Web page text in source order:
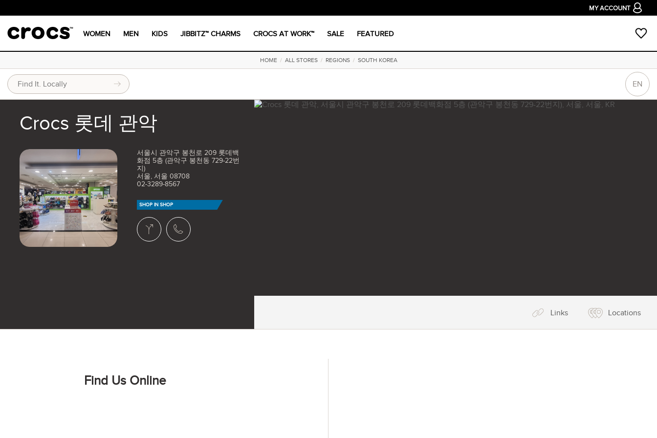
MY ACCOUNT
WOMEN MEN KIDS JIBBITZ™ CHARMS CROCS AT WORK™ SALE FEATURED
HOME/ ALL STORES/ REGIONS/ SOUTH KOREA
EN
Crocs 롯데 관악
서울시 관악구 봉천로 209 롯데백
화점 5층 (관악구 봉천동 729-22번
지)
서울, 서울 08708
02-3289-8567
SHOP IN SHOP
Links Locations
Find Us Online